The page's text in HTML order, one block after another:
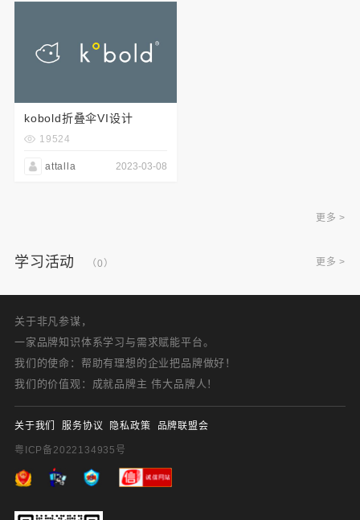
kobold折叠伞VI设计
19524
attalla 2023-03-08
更多 >
学习活动 （0） 更多 >
关于非凡参谋，
一家品牌知识体系学习与需求赋能平台。
我们的使命：帮助有理想的企业把品牌做好！
我们的价值观：成就品牌主 伟大品牌人！
关于我们 服务协议 隐私政策 品牌联盟会
粤ICP备2022134935号